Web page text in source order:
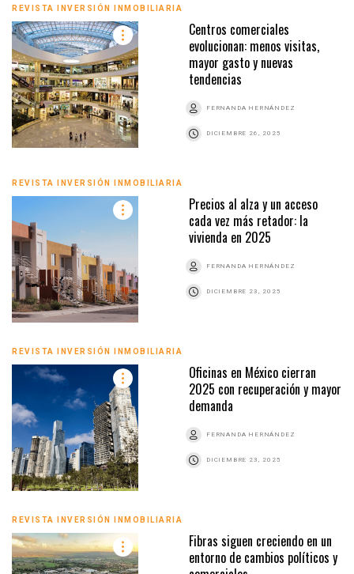
REVISTA INVERSIÓN INMOBILIARIA
Centros comerciales
evolucionan: menos visitas,
mayor gasto y nuevas
tendencias
FERNANDA HERNÁNDEZ
DICIEMBRE 26, 2025
REVISTA INVERSIÓN INMOBILIARIA
Precios al alza y un acceso
cada vez más retador: la
vivienda en 2025
FERNANDA HERNÁNDEZ
DICIEMBRE 23, 2025
REVISTA INVERSIÓN INMOBILIARIA
Oficinas en México cierran
2025 con recuperación y mayor
demanda
FERNANDA HERNÁNDEZ
DICIEMBRE 23, 2025
REVISTA INVERSIÓN INMOBILIARIA
Fibras siguen creciendo en un
entorno de cambios políticos y